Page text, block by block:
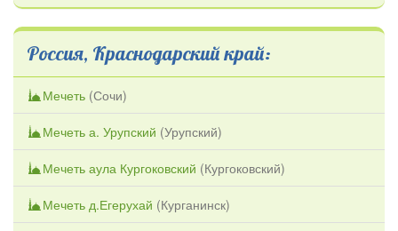
Россия, Краснодарский край:
Мечеть (Сочи)
Мечеть а. Урупский (Урупский)
Мечеть аула Кургоковский (Кургоковский)
Мечеть д.Егерухай (Курганинск)